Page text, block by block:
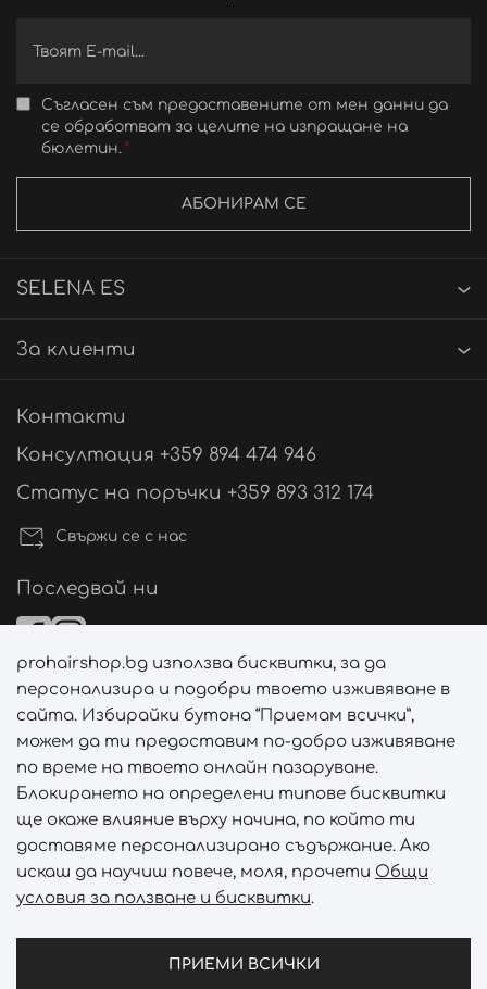
Съгласен съм предоставените от мен данни да
се обработват за целите на изпращане на
бюлетин.
АБОНИРАМ СЕ
SELENA ES
За клиенти
Контакти
Консултация +359 894 474 946
Статус на поръчки +359 893 312 174
Свържи се с нас
Последвай ни
Начини на плащане
Начини на доставка
Отключи ексклузивни отстъпки и лимитирани
prohairshop.bg използва бисквитки, за да
персонализира и подобри твоето изживяване в
сайта. Избирайки бутона “Приемам всички”,
можем да ти предоставим по-добро изживяване
по време на твоето онлайн пазаруване.
Блокирането на определени типове бисквитки
ще окаже влияние върху начина, по който ти
доставяме персонализирано съдържание. Ако
искаш да научиш повече, моля, прочети Общи
условия за ползване и бисквитки.
ПРИЕМИ ВСИЧКИ